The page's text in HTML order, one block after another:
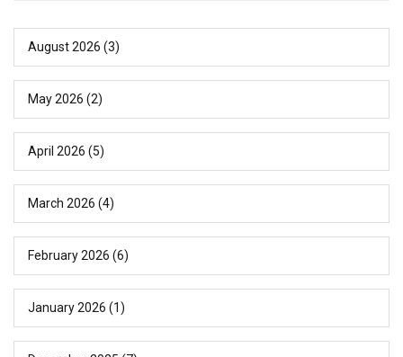
August 2026 (3)
May 2026 (2)
April 2026 (5)
March 2026 (4)
February 2026 (6)
January 2026 (1)